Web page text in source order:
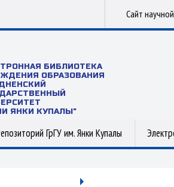
Сайт
БИБЛИОТЕКА
ОБРАЗОВАНИЯ
ЯНКИ КУПАЛЫ"
ГрГУ им. Янки Купалы